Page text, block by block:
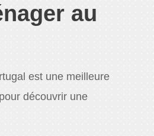
au
est une meilleure
découvrir une